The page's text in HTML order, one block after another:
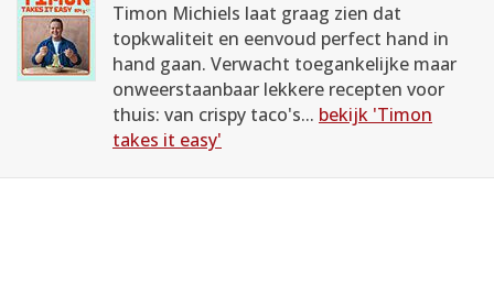
Timon Michiels laat graag zien dat
topkwaliteit en eenvoud perfect hand in
hand gaan. Verwacht toegankelijke maar
onweerstaanbaar lekkere recepten voor
thuis: van crispy taco's... bekijk 'Timon
takes it easy'